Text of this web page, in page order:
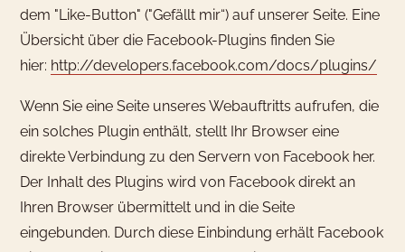
dem "Like-Button" ("Gefällt mir“) auf unserer Seite. Eine
Übersicht über die Facebook-Plugins finden Sie
hier: http://developers.facebook.com/docs/plugins/
Wenn Sie eine Seite unseres Webauftritts aufrufen, die
ein solches Plugin enthält, stellt Ihr Browser eine
direkte Verbindung zu den Servern von Facebook her.
Der Inhalt des Plugins wird von Facebook direkt an
Ihren Browser übermittelt und in die Seite
eingebunden. Durch diese Einbindung erhält Facebook